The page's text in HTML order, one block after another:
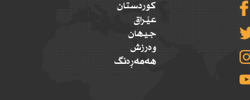
کوردستان
عێراق
جیهان
وەرزش
هەمەڕەنگ